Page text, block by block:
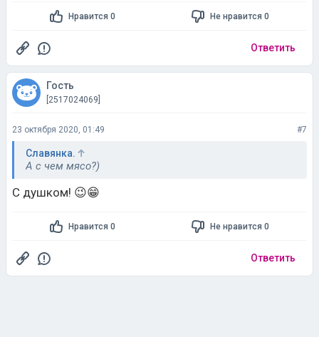
Нравится 0 Не нравится 0
Ответить
Гость
[2517024069]
23 октября 2020, 01:49 #7
Славянка.
А с чем мясо?)
С душком! 😉😁
Нравится 0 Не нравится 0
Ответить